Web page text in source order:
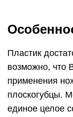
Пластик
возможно, что
применения
плоскогубцы.
единое целое